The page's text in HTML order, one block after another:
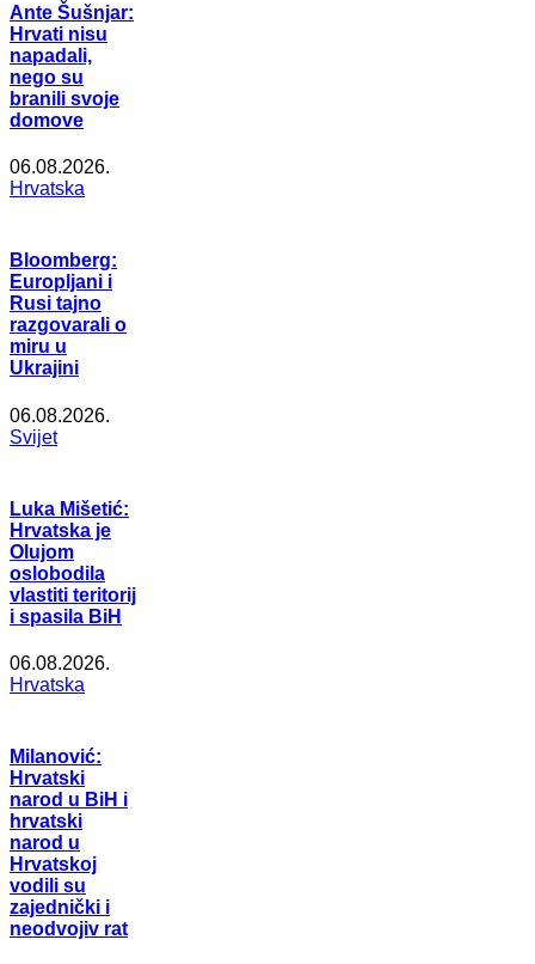
Ante Šušnjar:
Hrvati nisu
napadali,
nego su
branili svoje
domove
06.08.2026.
Hrvatska
Bloomberg:
Europljani i
Rusi tajno
razgovarali o
miru u
Ukrajini
06.08.2026.
Svijet
Luka Mišetić:
Hrvatska je
Olujom
oslobodila
vlastiti teritorij
i spasila BiH
06.08.2026.
Hrvatska
Milanović:
Hrvatski
narod u BiH i
hrvatski
narod u
Hrvatskoj
vodili su
zajednički i
neodvojiv rat